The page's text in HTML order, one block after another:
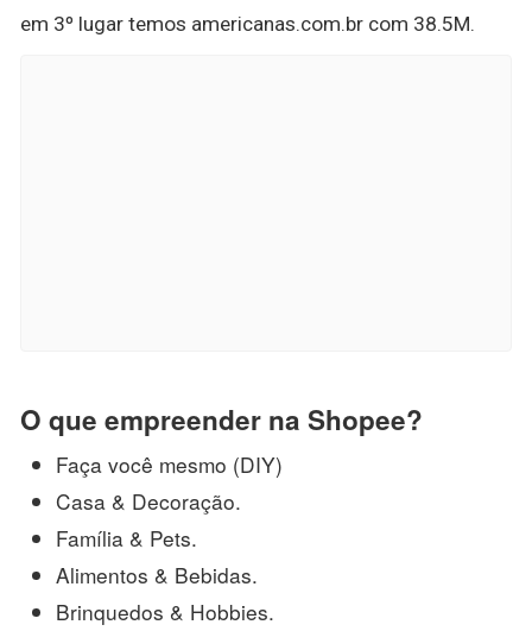
em 3º lugar temos americanas.com.br com 38.5M.
O que empreender na Shopee?
Faça você mesmo (DIY)
Casa & Decoração.
Família & Pets.
Alimentos & Bebidas.
Brinquedos & Hobbies.